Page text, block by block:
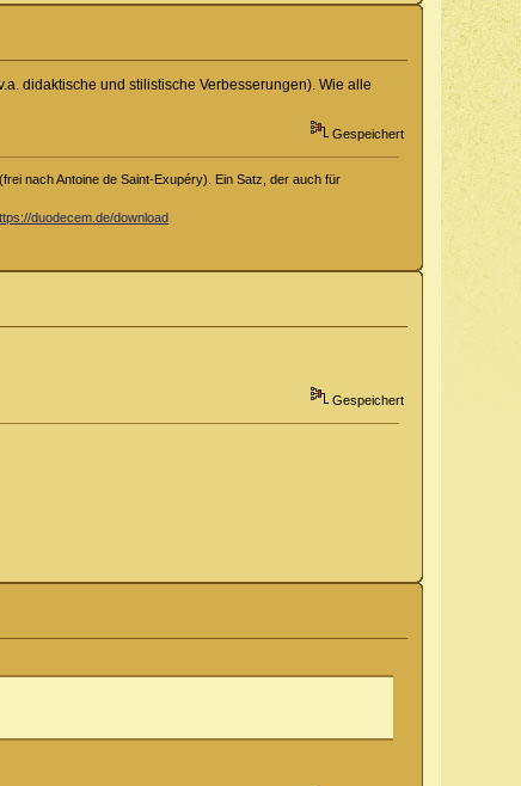
didaktische und stilistische Verbesserungen). Wie alle
Gespeichert
nach Antoine de Saint-Exupéry). Ein Satz, der auch für
duodecem.de/download
Gespeichert